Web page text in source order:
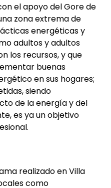
el apoyo del Gore de
zona extrema de
energéticas y
adultos y adultos
los recursos, y que
buenas
en sus hogares;
siendo
de la energía y del
es ya un objetivo
realizado en Villa
como